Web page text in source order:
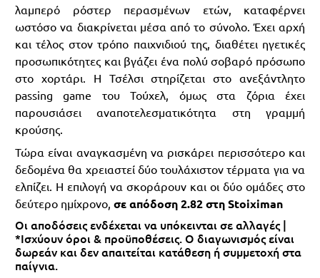
λαμπερό ρόστερ περασμένων ετών, καταφέρνει
ωστόσο να διακρίνεται μέσα από το σύνολο. Έχει αρχή
και τέλος στον τρόπο παιχνιδιού της, διαθέτει ηγετικές
προσωπικότητες και βγάζει ένα πολύ σοβαρό πρόσωπο
στο χορτάρι. Η Τσέλσι στηρίζεται στο ανεξάντλητο
passing game του Τούχελ, όμως στα ζόρια έχει
παρουσιάσει αναποτελεσματικότητα στη γραμμή
κρούσης.
Τώρα είναι αναγκασμένη να ρισκάρει περισσότερο και
δεδομένα θα χρειαστεί δύο τουλάχιστον τέρματα για να
ελπίζει. Η επιλογή να σκοράρουν και οι δύο ομάδες στο
δεύτερο ημίχρονο, σε απόδοση 2.82 στη Stoiximan
Οι αποδόσεις ενδέχεται να υπόκεινται σε αλλαγές |
*Ισχύουν όροι & προϋποθέσεις. Ο διαγωνισμός είναι
δωρεάν και δεν απαιτείται κατάθεση ή συμμετοχή στα
παίγνια.